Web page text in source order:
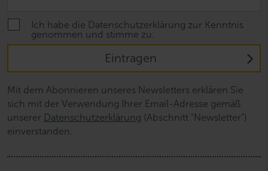
Ich habe die Datenschutzerklärung zur Kenntnis
genommen und stimme zu.
Eintragen
Mit dem Abonnieren unseres Newsletters erklären Sie
sich mit der Verwendung Ihrer Email-Adresse gemäß
unserer Datenschutzerklärung (Abschnitt "Newsletter")
einverstanden.